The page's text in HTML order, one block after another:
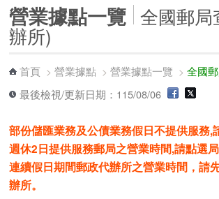
營業據點一覽 全國郵局
辦所)
首頁 >營業據點 >營業據點一覽 >全國
最後檢視/更新日期：115/08/06
部份儲匯業務及公債業務假日不提供服務,
週休2日提供服務郵局之營業時間,請點選局
連續假日期間郵政代辦所之營業時間，請
辦所。